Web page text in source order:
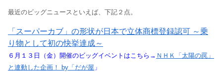
最近のビッグニュースといえば、下記２点。
「スーパーカブ」の形状が日本で立体商標登録認可 ～乗
り物として初の快挙達成～
６月１３日（金）開催のビッグイベントはこちら→ ＮＨＫ「太陽の罠」
と連動した企画！ by「だが屋 」